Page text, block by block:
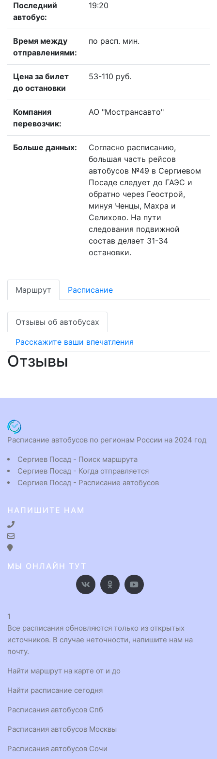
Последний
автобус:
19:20
Время между
отправлениями:
по расп. мин.
Цена за билет
до остановки
53-110 руб.
Компания
перевозчик:
АО "Мострансавто"
Больше данных:
Согласно расписанию,
большая часть рейсов
автобусов №49 в Сергиевом
Посаде следует до ГАЭС и
обратно через Геострой,
минуя Ченцы, Махра и
Селихово. На пути
следования подвижной
состав делает 31-34
остановки.
Маршрут Расписание
Отзывы об автобусах
Расскажите ваши впечатления
Отзывы
Расписание автобусов по регионам России на 2024 год
Сергиев Посад - Поиск маршрута
Сергиев Посад - Когда отправляется
Сергиев Посад - Расписание автобусов
НАПИШИТЕ НАМ
МЫ ОНЛАЙН ТУТ
1
Все расписания обновляются только из открытых
источников. В случае неточности, напишите нам на
почту.
Найти маршрут на карте от и до
Найти расписание сегодня
Расписания автобусов Спб
Расписания автобусов Москвы
Расписания автобусов Сочи